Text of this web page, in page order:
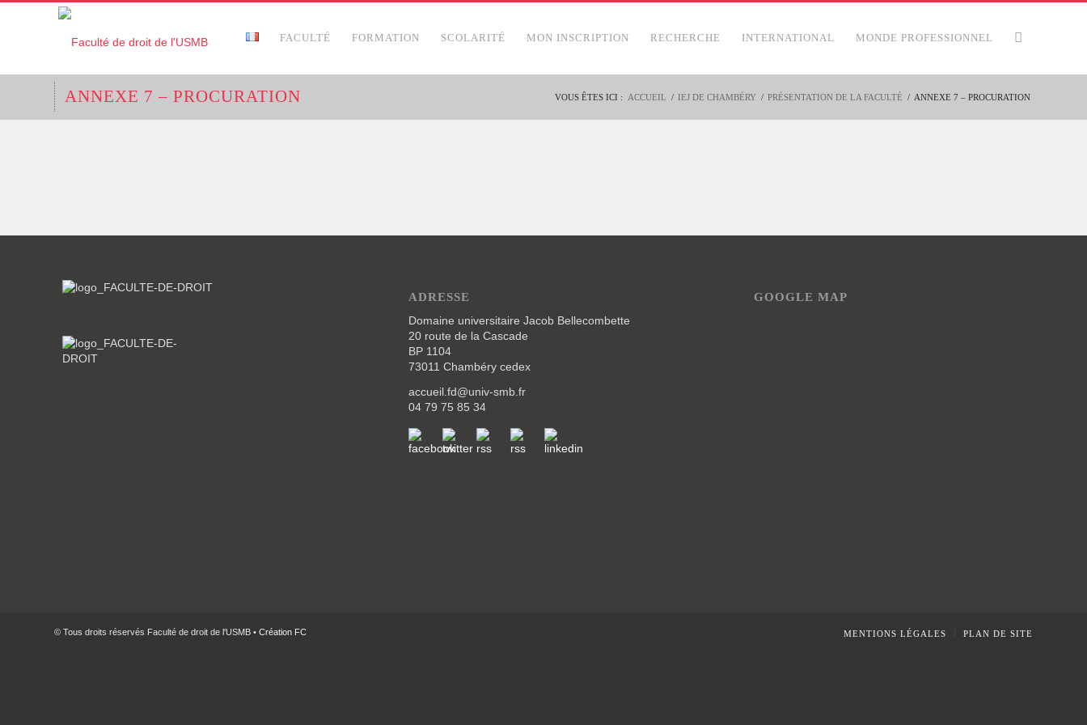
FACULTÉ FORMATION SCOLARITÉ MON INSCRIPTION RECHERCHE INTERNATIONAL MONDE PROFESSIONNEL
ANNEXE 7 – PROCURATION VOUS ÊTES ICI : ACCUEIL / IEJ DE CHAMBÉRY / PRÉSENTATION DE LA FACULTÉ / ANNEXE 7 – PROCURATION
ADRESSE
Domaine universitaire Jacob Bellecombette
20 route de la Cascade
BP 1104
73011 Chambéry cedex
accueil.fd@univ-smb.fr
04 79 75 85 34
GOOGLE MAP
© Tous droits réservés Faculté de droit de l'USMB • Création FC MENTIONS LÉGALES PLAN DE SITE